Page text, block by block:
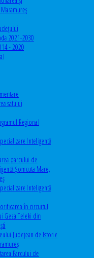
2021-2030
- 2020
satului
Regional
Inteligentă
parcului de
Șomcuta Mare,
Inteligentă
în circuitul
Geza Teleki din
Județean de Istorie
Parcului de